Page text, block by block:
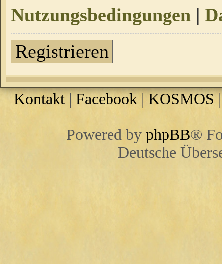
Nutzungsbedingungen |
Registrieren
Kontakt | Facebook |KOSMOS
Powered by phpBB®
Deutsche